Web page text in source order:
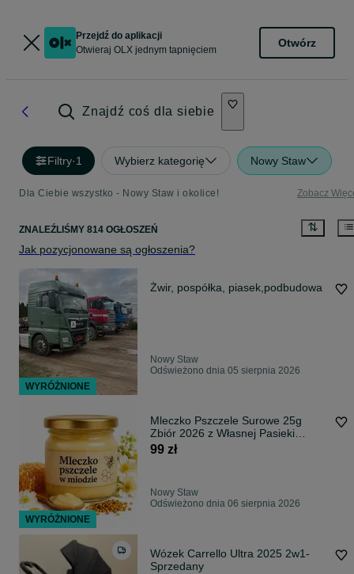
Przejdź do aplikacji
Otwieraj OLX jednym tapnięciem
Otwórz
Znajdź coś dla siebie
Filtry·1 Wybierz kategorię Nowy Staw
Dla Ciebie wszystko - Nowy Staw i okolice! Zobacz
ZNALEŹLIŚMY 814 OGŁOSZEŃ
Jak pozycjonowane są ogłoszenia?
Żwir, pospółka, piasek,podbudowa
Nowy Staw
Odświeżono dnia 05 sierpnia 2026
Mleczko Pszczele Surowe 25g
Zbiór 2026 z Własnej Pasieki
Świeże Naturalne Gelee Royale
99 zł
Nowy Staw
Odświeżono dnia 06 sierpnia 2026
Wózek Carrello Ultra 2025 2w1-
Sprzedany
WYRÓŻNIONE
WYRÓŻNIONE